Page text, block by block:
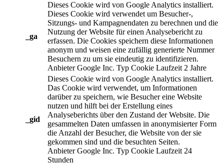
_ga
Dieses Cookie wird von Google Analytics installiert.
Dieses Cookie wird verwendet um Besucher-,
Sitzungs- und Kampagnendaten zu berechnen und die
Nutzung der Website für einen Analysebericht zu
erfassen. Die Cookies speichern diese Informationen
anonym und weisen eine zufällig generierte Nummer
Besuchern zu um sie eindeutig zu identifizieren.
Anbieter Google Inc. Typ Cookie Laufzeit 2 Jahre
_gid
Dieses Cookie wird von Google Analytics installiert.
Das Cookie wird verwendet, um Informationen
darüber zu speichern, wie Besucher eine Website
nutzen und hilft bei der Erstellung eines
Analyseberichts über den Zustand der Website. Die
gesammelten Daten umfassen in anonymisierter Form
die Anzahl der Besucher, die Website von der sie
gekommen sind und die besuchten Seiten.
Anbieter Google Inc. Typ Cookie Laufzeit 24
Stunden